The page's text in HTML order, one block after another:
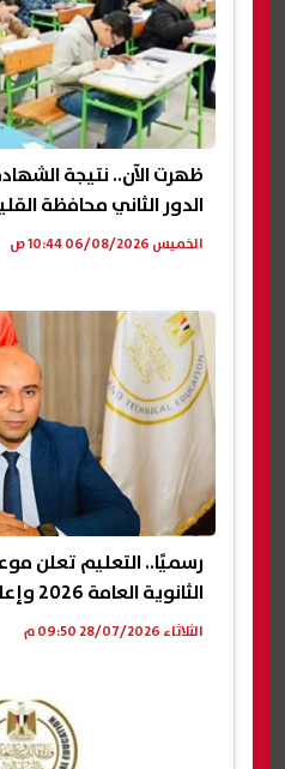
الدور الثاني محافظة
الخميس 06/08/2026 10:44 ص
رسميًا.. التعليم تعلن
الثانوية العامة 2026 وإعلانها خلال دقائق
الثلاثاء 28/07/2026 09:50 م